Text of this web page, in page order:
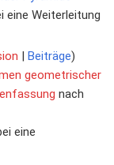
eine Weiterleitung
Beiträge
geometrischer
nach
eine